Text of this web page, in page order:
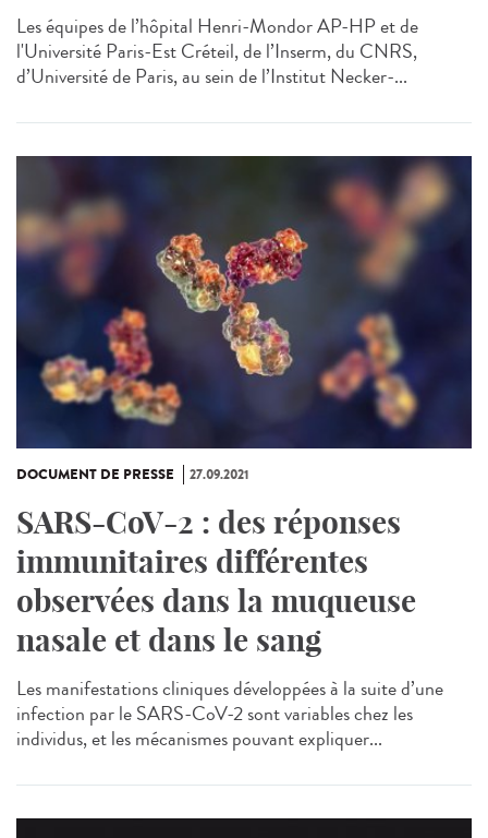
Les équipes de l’hôpital Henri-Mondor AP-HP et de
l'Université Paris-Est Créteil, de l’Inserm, du CNRS,
d’Université de Paris, au sein de l’Institut Necker-...
DOCUMENT DE PRESSE 27.09.2021
SARS-CoV-2 : des réponses
immunitaires différentes
observées dans la muqueuse
nasale et dans le sang
Les manifestations cliniques développées à la suite d’une
infection par le SARS-CoV-2 sont variables chez les
individus, et les mécanismes pouvant expliquer...